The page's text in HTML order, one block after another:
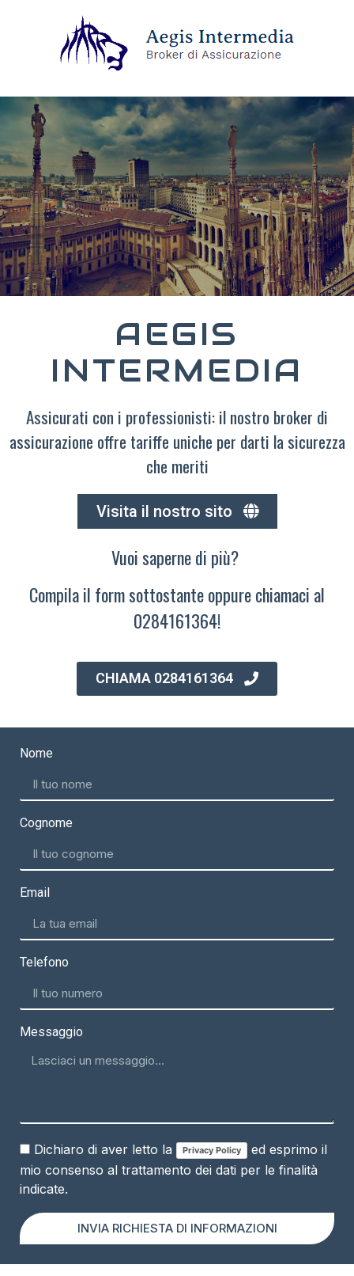
AEGIS
INTERMEDIA
Assicurati con i professionisti: il nostro broker di
assicurazione offre tariffe uniche per darti la sicurezza
che meriti
Visita il nostro sito
Vuoi saperne di più?
Compila il form sottostante oppure chiamaci al
0284161364!
CHIAMA 0284161364
Nome
Cognome
Email
Telefono
Messaggio
Dichiaro di aver letto la Privacy Policy
ed esprimo il
mio consenso al trattamento dei dati per le finalità
indicate.
INVIA RICHIESTA DI INFORMAZIONI